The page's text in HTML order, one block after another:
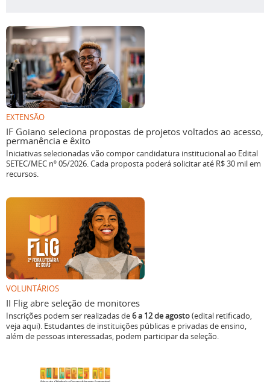
EXTENSÃO
IF Goiano seleciona propostas de projetos voltados ao acesso,
permanência e êxito
Iniciativas selecionadas vão compor candidatura institucional ao Edital
SETEC/MEC nº 05/2026. Cada proposta poderá solicitar até R$ 30 mil em
recursos.
VOLUNTÁRIOS
II Flig abre seleção de monitores
Inscrições podem ser realizadas de6 a 12 de agosto(edital retificado,
veja aqui). Estudantes de instituições públicas e privadas de ensino,
além de pessoas interessadas, podem participar da seleção.